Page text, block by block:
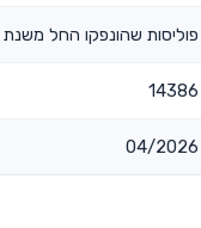
פוליסות שהונפקו החל משנת 2004
14386
04/2026